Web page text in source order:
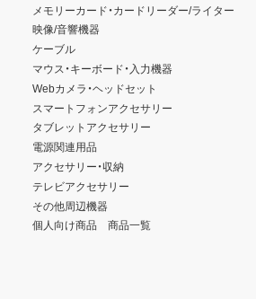
メモリーカード・カードリーダー/ライター
映像/音響機器
ケーブル
マウス・キーボード・入力機器
Webカメラ・ヘッドセット
スマートフォンアクセサリー
タブレットアクセサリー
電源関連用品
アクセサリー・収納
テレビアクセサリー
その他周辺機器
個人向け商品 商品一覧